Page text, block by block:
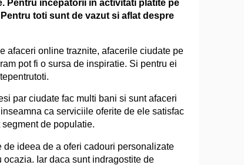
Pentru incepatorii in activitati platite pe
toti sunt de vazut si aflat despre
afaceri online traznite, afacerile ciudate pe
pot fi o sursa de inspiratie. Si pentru ei
par ciudate fac multi bani si sunt afaceri
ca serviciile oferite de ele satisfac
de populatie.
de ideea de a oferi cadouri personalizate
Iar daca sunt indragostite de